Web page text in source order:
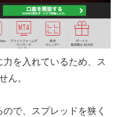
を入れているため、ス
ん。
で、スプレッドを狭く